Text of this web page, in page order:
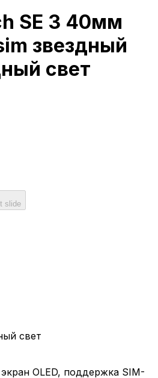
SE 3 40мм
звездный
свет
slide
свет
OLED, поддержка SIM-